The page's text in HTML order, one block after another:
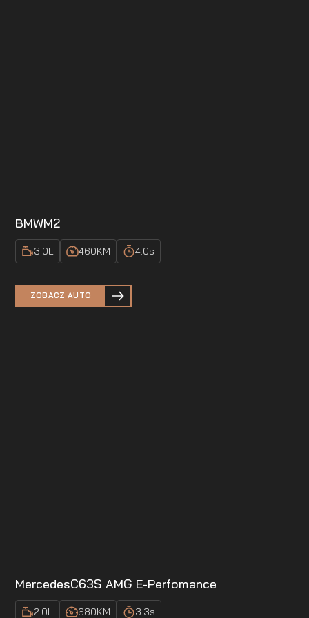
BMWM2
3.0L 460KM 4.0s
ZOBACZ AUTO
MercedesC63S AMG E-Perfomance
2.0L 680KM 3.3s